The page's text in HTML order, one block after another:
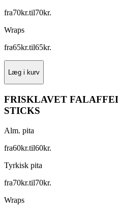
fra70kr.til70kr.
Wraps
fra65kr.til65kr.
Læg i kurv
FRISKLAVET
STICKS
Alm. pita
fra60kr.til60kr.
Tyrkisk pita
fra70kr.til70kr.
Wraps